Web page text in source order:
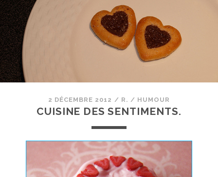
2 DÉCEMBRE 2012 / R. / HUMOUR
CUISINE DES SENTIMENTS.